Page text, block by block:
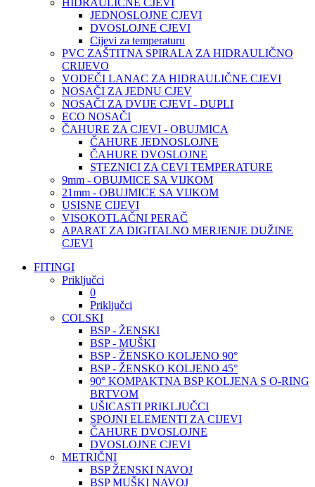
HIDRAULIČNE CJEVI
JEDNOSLOJNE CJEVI
DVOSLOJNE CJEVI
Cijevi za temperaturu
PVC ZAŠTITNA SPIRALA ZA HIDRAULIČNO
CRIJEVO
VODEČI LANAC ZA HIDRAULIČNE CJEVI
NOSAČI ZA JEDNU CJEV
NOSAČI ZA DVIJE CJEVI - DUPLI
ECO NOSAČI
ČAHURE ZA CJEVI - OBUJMICA
ČAHURE JEDNOSLOJNE
ČAHURE DVOSLOJNE
STEZNICI ZA CEVI TEMPERATURE
9mm - OBUJMICE SA VIJKOM
21mm - OBUJMICE SA VIJKOM
USISNE CIJEVI
VISOKOTLAČNI PERAČ
APARAT ZA DIGITALNO MERJENJE DUŽINE
CJEVI
FITINGI
Priključci
0
Priključci
COLSKI
BSP - ŽENSKI
BSP - MUŠKI
BSP - ŽENSKO KOLJENO 90°
BSP - ŽENSKO KOLJENO 45°
90° KOMPAKTNA BSP KOLJENA S O-RING
BRTVOM
UŠICASTI PRIKLJUČCI
SPOJNI ELEMENTI ZA CIJEVI
ČAHURE DVOSLOJNE
DVOSLOJNE CJEVI
METRIČNI
BSP ŽENSKI NAVOJ
BSP MUŠKI NAVOJ